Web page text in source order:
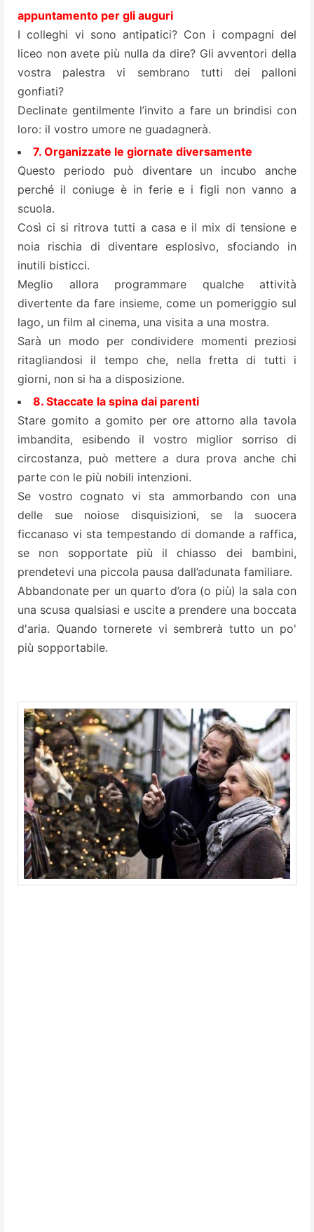
appuntamento per gli auguri
I colleghi vi sono antipatici? Con i compagni del
liceo non avete più nulla da dire? Gli avventori della
vostra palestra vi sembrano tutti dei palloni
gonfiati?
Declinate gentilmente l’invito a fare un brindisi con
loro: il vostro umore ne guadagnerà.
7. Organizzate le giornate diversamente
Questo periodo può diventare un incubo anche
perché il coniuge è in ferie e i figli non vanno a
scuola.
Così ci si ritrova tutti a casa e il mix di tensione e
noia rischia di diventare esplosivo, sfociando in
inutili bisticci.
Meglio allora programmare qualche attività
divertente da fare insieme, come un pomeriggio sul
lago, un film al cinema, una visita a una mostra.
Sarà un modo per condividere momenti preziosi
ritagliandosi il tempo che, nella fretta di tutti i
giorni, non si ha a disposizione.
8. Staccate la spina dai parenti
Stare gomito a gomito per ore attorno alla tavola
imbandita, esibendo il vostro miglior sorriso di
circostanza, può mettere a dura prova anche chi
parte con le più nobili intenzioni.
Se vostro cognato vi sta ammorbando con una
delle sue noiose disquisizioni, se la suocera
ficcanaso vi sta tempestando di domande a raffica,
se non sopportate più il chiasso dei bambini,
prendetevi una piccola pausa dall’adunata familiare.
Abbandonate per un quarto d’ora (o più) la sala con
una scusa qualsiasi e uscite a prendere una boccata
d'aria. Quando tornerete vi sembrerà tutto un po'
più sopportabile.